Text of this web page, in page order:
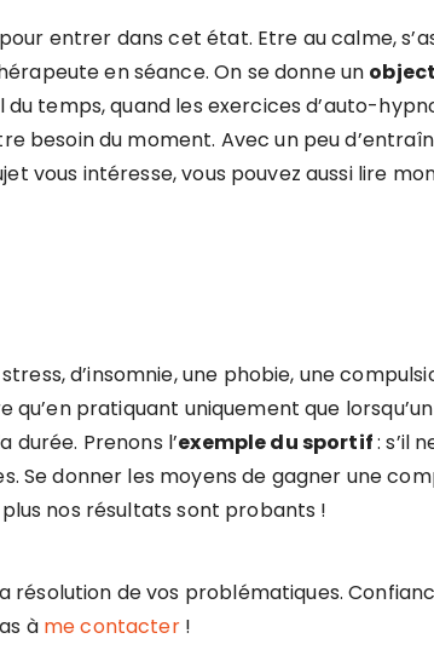
entrer dans cet état. Etre au calme,
en séance. On se donne un
temps, quand les exercices d’auto-
besoin du moment. Avec un peu
vous intéresse, vous pouvez aussi lire
d’insomnie, une phobie, une
pratiquant uniquement que lorsqu’un
Prenons l’exemple du sportif: s’il
Se donner les moyens de gagner une
nos résultats sont probants !
de vos problématiques.
à me contacter !